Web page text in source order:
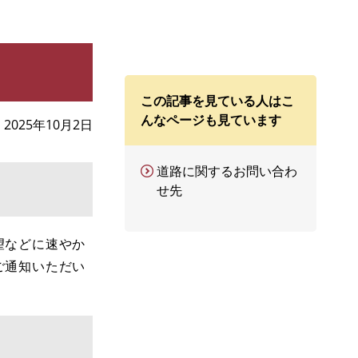
2025年10月2日
どに速やか
知いただい
この記事を見ている人はこ
んなページも見ています
道路に関するお問い合わ
せ先